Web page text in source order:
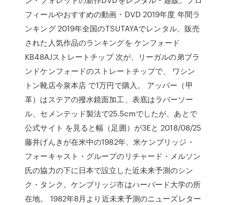
フィールやおすすめの動画・DVD 2019年度 年間ラ
ンキング 2019年全国のTSUTAYAでレンタル、販売
された人気作品のランキングを ケンフォード
KB48AJストレートチップ 次が、リーガルの弟ブラ
ンドケンフォードのストレートチップで、 ワシン
トン靴店今泉本店 で1万円で購入。 アッパー（甲
革）はステアの撥水鏡面加工、表底はラバーソー
ル、セメンテッド製法で25.5cmでしたが、あとで
公式サイト を見ると幅（足囲）が3Eと 2018/08/25
藤井げんきが在米中の1982年、米ケンブリッジ・
フォーキャスト・グループのリチャード・メルソン
氏の協力の下に日本で設立した近未来予測のシン
ク・タンク。ケンブリッジ市はハーバード大学の所
在地。 1982年8月より近未来予測のニューズレター